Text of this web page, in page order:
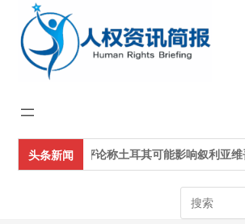
content
头条新闻评论称土耳其可能影响叙利亚维吾
Search